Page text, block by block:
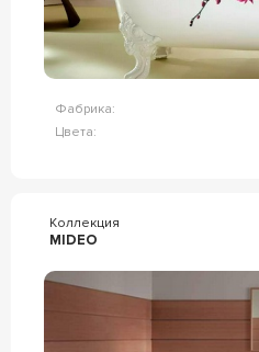
Фабрика:
Цвета:
Коллекция
MIDEO